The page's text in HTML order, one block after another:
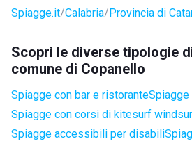
Spiagge.it Calabria Provincia di
Scopri le diverse tipologie
comune di Copanello
Spiagge con bar e ristorante
Spiagge con corsi di kitesurf
Spiagge accessibili per disabili